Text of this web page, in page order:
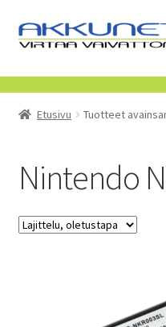
Siirry
navigointiin
Siirry
sisältöön
Kauppa
Tietoa meistä
Yrityksille
Etusivu Tuotteet
Nintendo